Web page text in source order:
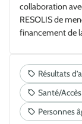
collaboration
RESOLIS de
financement de